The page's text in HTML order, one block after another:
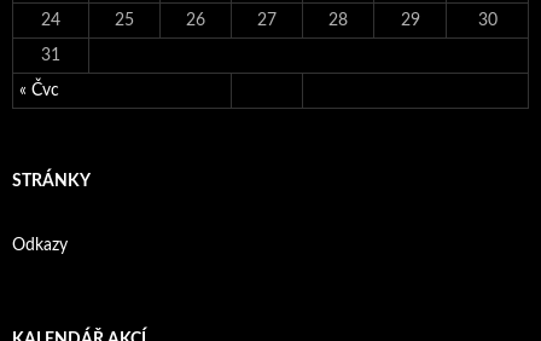
« Čvc
24 25 26 27 28 29 30
31
STRÁNKY
Odkazy